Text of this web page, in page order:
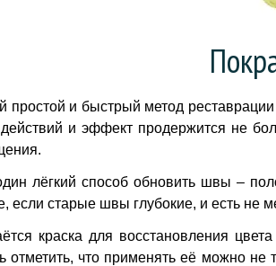
простой и быстрый метод
действий и эффект продержится не
лёгкий способ обновить швы –
если старые швы глубокие, и есть не
краска для восстановления
отметить, что применять её можно не